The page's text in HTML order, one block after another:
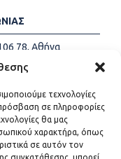
τεχνολογίες
σε πληροφορίες
θα μας
χαρακτήρα, όπως
σε αυτόν τον
78, Αθήνα